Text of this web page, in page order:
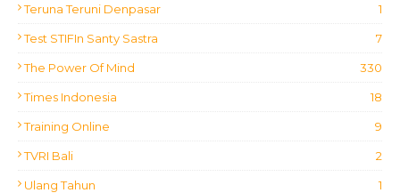
Teruna Teruni Denpasar 1
Test STIFIn Santy Sastra 7
The Power Of Mind 330
Times Indonesia 18
Training Online 9
TVRI Bali 2
Ulang Tahun 1